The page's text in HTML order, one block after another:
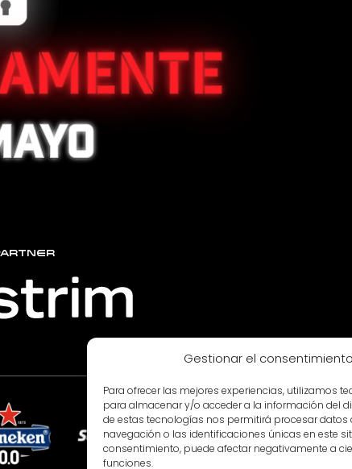
Gestionar el
Para ofrecer las mejores experiencias, utilizamos
para almacenar y/o acceder a la información del
de estas tecnologías nos permitirá procesar
navegación o las identificaciones únicas en este
consentimiento, puede afectar negativamente a
funciones.